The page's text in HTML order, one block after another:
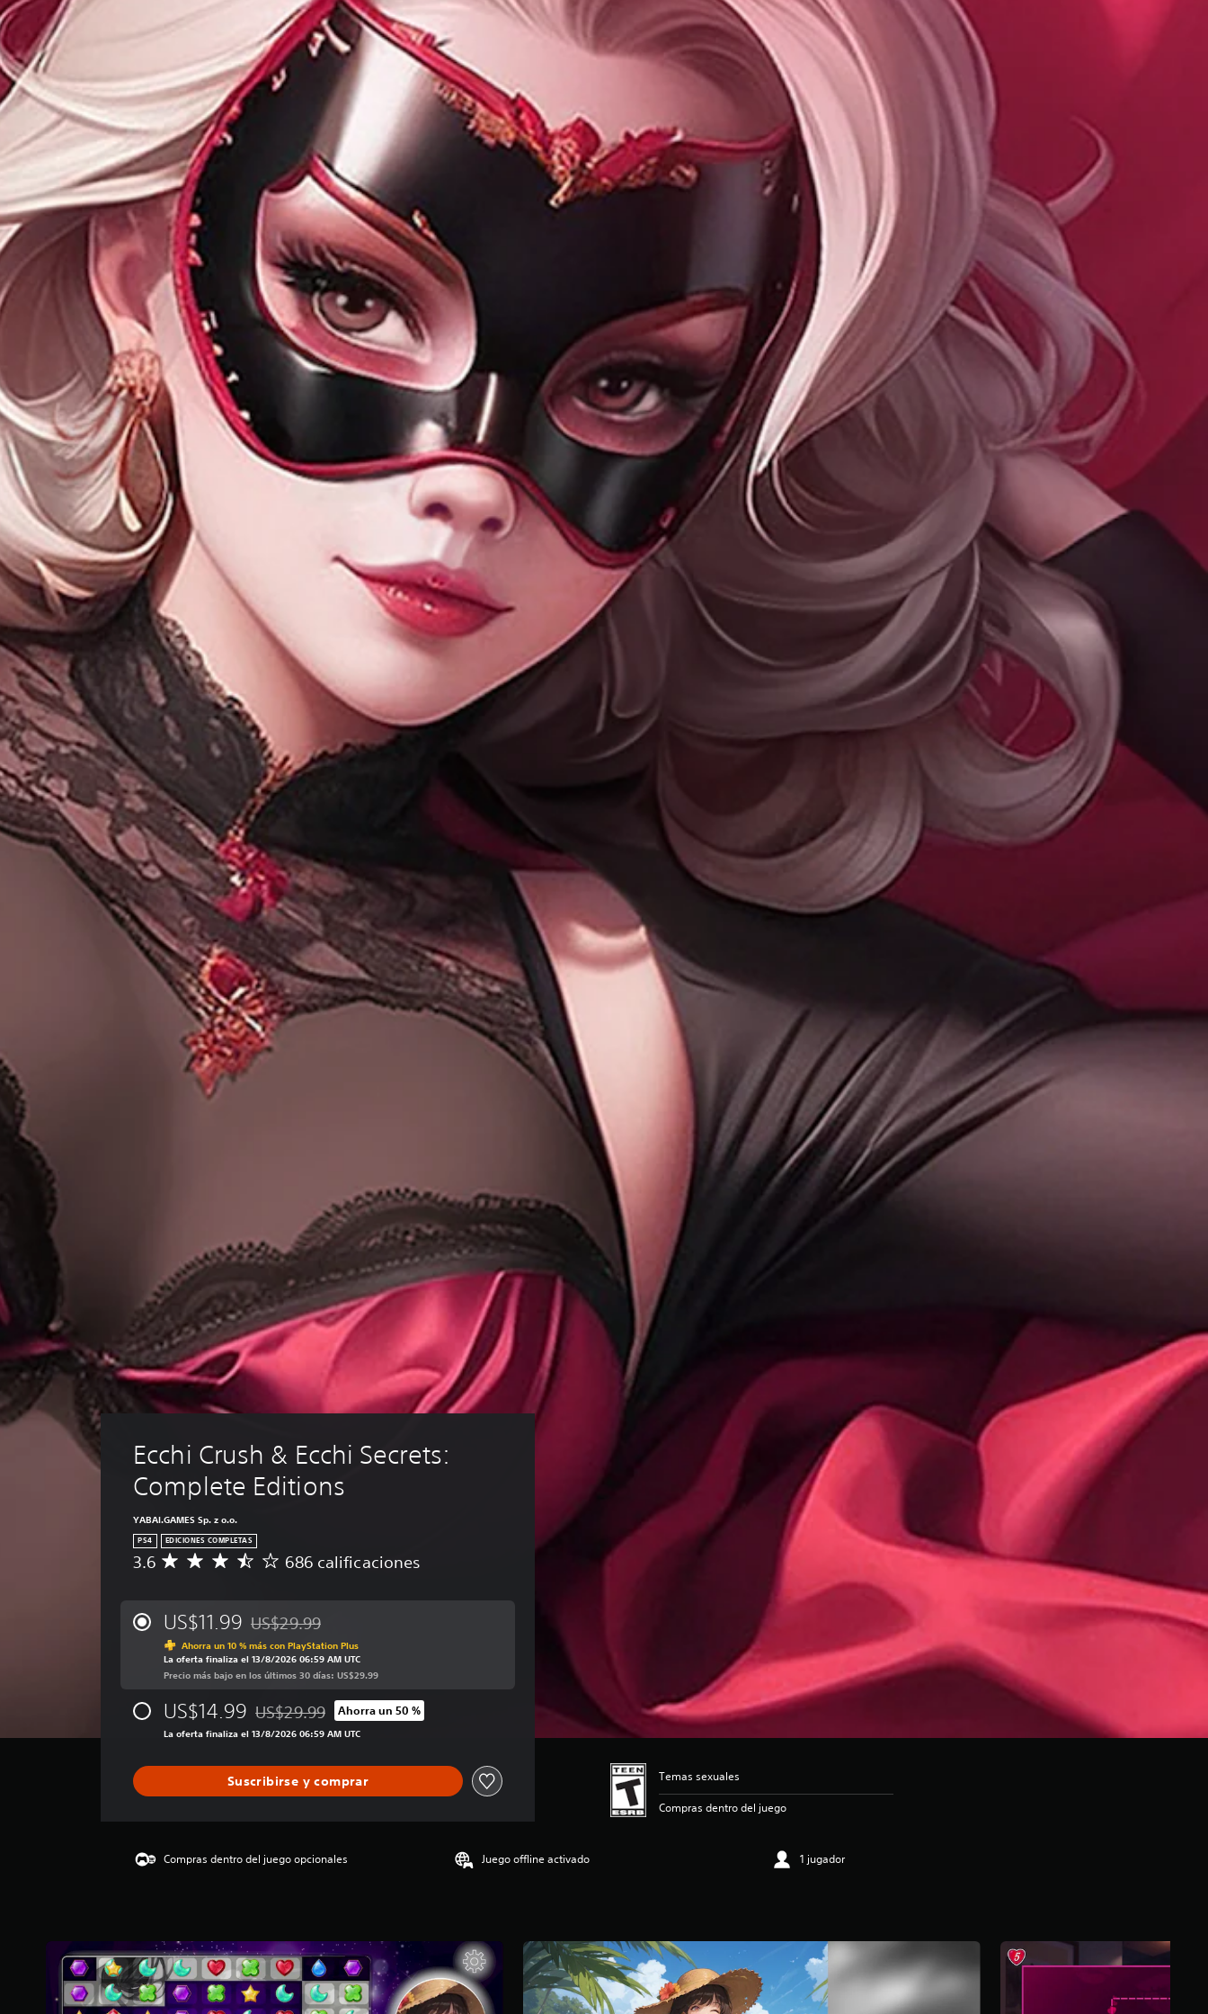
Ecchi Crush & Ecchi Secrets:
Complete Editions
YABAI.GAMES Sp. z o.o.
PS4 EDICIONES COMPLETAS
C
i
f
c
i
p
r
m
d
6
e
s
t
3.6 686 calificaciones
US$11.99 Rebajado del precio original de US$29.99
US$29.99
Ahorra un 10 % más con PlayStation Plus
La oferta finaliza el 13/8/2026 06:59 AM UTC
Precio más bajo en los últimos 30 días: US$29.99
US$14.99 Rebajado del precio original de US$29.99
US$29.99 Ahorra un 50 %
La oferta finaliza el 13/8/2026 06:59 AM UTC
Suscribirse y comprar Temas sexuales
Compras dentro del juego
Compras dentro del juego opcionales Juego offline activado 1 jugador